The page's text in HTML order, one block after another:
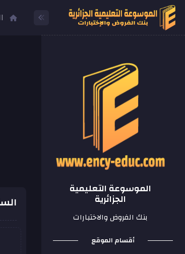
الموسوعة التعليمية
الجزائرية
بنك الفروض والاختبارات
أقسام الموقع